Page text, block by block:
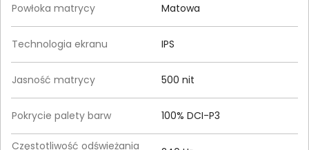
Powłoka matrycy Matowa
Technologia ekranu IPS
Jasność matrycy 500 nit
Pokrycie palety barw 100% DCI-P3
Częstotliwość odświeżania